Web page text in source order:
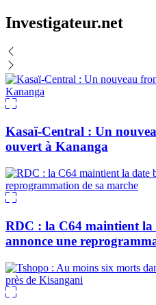
Investigateur.net
Kasaï-Central : Un
ouvert à Kananga
RDC : la C64 maintient
annonce une